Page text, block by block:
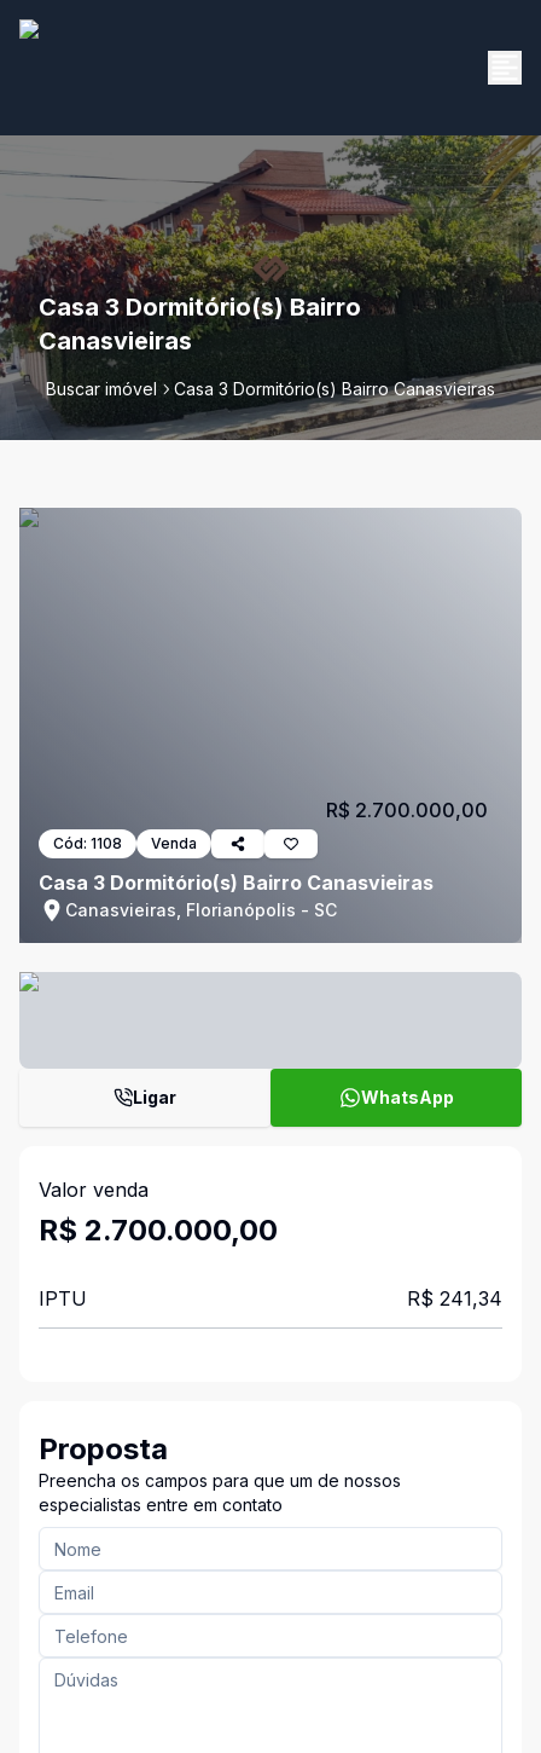
Casa 3 Dormitório(s) Bairro
Canasvieiras
Buscar imóvel Casa 3 Dormitório(s) Bairro Canasvieiras
Cód: 1108 Venda
Casa 3 Dormitório(s) Bairro Canasvieiras
Canasvieiras, Florianópolis - SC
R$ 2.700.000,00
Ligar WhatsApp
Valor venda
R$ 2.700.000,00
IPTU R$ 241,34
Proposta
Preencha os campos para que um de nossos
especialistas entre em contato